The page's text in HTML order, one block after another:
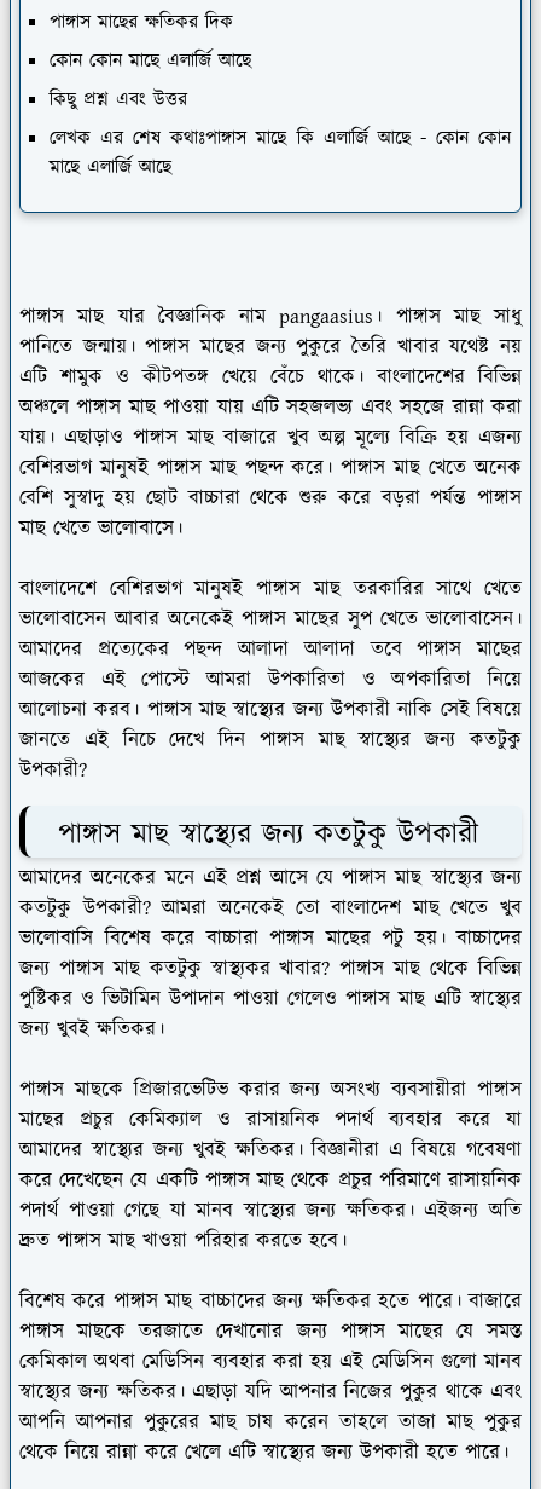
পাঙ্গাস মাছের ক্ষতিকর দিক
কোন কোন মাছে এলার্জি আছে
কিছু প্রশ্ন এবং উত্তর
লেখক এর শেষ কথাঃপাঙ্গাস মাছে কি এলার্জি আছে - কোন কোন
মাছে এলার্জি আছে
পাঙ্গাস মাছ যার বৈজ্ঞানিক নাম pangaasius। পাঙ্গাস মাছ সাধু
পানিতে জন্মায়। পাঙ্গাস মাছের জন্য পুকুরে তৈরি খাবার যথেষ্ট নয়
এটি শামুক ও কীটপতঙ্গ খেয়ে বেঁচে থাকে। বাংলাদেশের বিভিন্ন
অঞ্চলে পাঙ্গাস মাছ পাওয়া যায় এটি সহজলভ্য এবং সহজে রান্না করা
যায়। এছাড়াও পাঙ্গাস মাছ বাজারে খুব অল্প মূল্যে বিক্রি হয় এজন্য
বেশিরভাগ মানুষই পাঙ্গাস মাছ পছন্দ করে। পাঙ্গাস মাছ খেতে অনেক
বেশি সুস্বাদু হয় ছোট বাচ্চারা থেকে শুরু করে বড়রা পর্যন্ত পাঙ্গাস
মাছ খেতে ভালোবাসে।
বাংলাদেশে বেশিরভাগ মানুষই পাঙ্গাস মাছ তরকারির সাথে খেতে
ভালোবাসেন আবার অনেকেই পাঙ্গাস মাছের সুপ খেতে ভালোবাসেন।
আমাদের প্রত্যেকের পছন্দ আলাদা আলাদা তবে পাঙ্গাস মাছের
আজকের এই পোস্টে আমরা উপকারিতা ও অপকারিতা নিয়ে
আলোচনা করব। পাঙ্গাস মাছ স্বাস্থ্যের জন্য উপকারী নাকি সেই বিষয়ে
জানতে এই নিচে দেখে দিন পাঙ্গাস মাছ স্বাস্থ্যের জন্য কতটুকু
উপকারী?
পাঙ্গাস মাছ স্বাস্থ্যের জন্য কতটুকু উপকারী
আমাদের অনেকের মনে এই প্রশ্ন আসে যে পাঙ্গাস মাছ স্বাস্থ্যের জন্য
কতটুকু উপকারী? আমরা অনেকেই তো বাংলাদেশ মাছ খেতে খুব
ভালোবাসি বিশেষ করে বাচ্চারা পাঙ্গাস মাছের পটু হয়। বাচ্চাদের
জন্য পাঙ্গাস মাছ কতটুকু স্বাস্থ্যকর খাবার? পাঙ্গাস মাছ থেকে বিভিন্ন
পুষ্টিকর ও ভিটামিন উপাদান পাওয়া গেলেও পাঙ্গাস মাছ এটি স্বাস্থ্যের
জন্য খুবই ক্ষতিকর।
পাঙ্গাস মাছকে প্রিজারভেটিভ করার জন্য অসংখ্য ব্যবসায়ীরা পাঙ্গাস
মাছের প্রচুর কেমিক্যাল ও রাসায়নিক পদার্থ ব্যবহার করে যা
আমাদের স্বাস্থ্যের জন্য খুবই ক্ষতিকর। বিজ্ঞানীরা এ বিষয়ে গবেষণা
করে দেখেছেন যে একটি পাঙ্গাস মাছ থেকে প্রচুর পরিমাণে রাসায়নিক
পদার্থ পাওয়া গেছে যা মানব স্বাস্থ্যের জন্য ক্ষতিকর। এইজন্য অতি
দ্রুত পাঙ্গাস মাছ খাওয়া পরিহার করতে হবে।
বিশেষ করে পাঙ্গাস মাছ বাচ্চাদের জন্য ক্ষতিকর হতে পারে। বাজারে
পাঙ্গাস মাছকে তরজাতে দেখানোর জন্য পাঙ্গাস মাছের যে সমস্ত
কেমিকাল অথবা মেডিসিন ব্যবহার করা হয় এই মেডিসিন গুলো মানব
স্বাস্থ্যের জন্য ক্ষতিকর। এছাড়া যদি আপনার নিজের পুকুর থাকে এবং
আপনি আপনার পুকুরের মাছ চাষ করেন তাহলে তাজা মাছ পুকুর
থেকে নিয়ে রান্না করে খেলে এটি স্বাস্থ্যের জন্য উপকারী হতে পারে।